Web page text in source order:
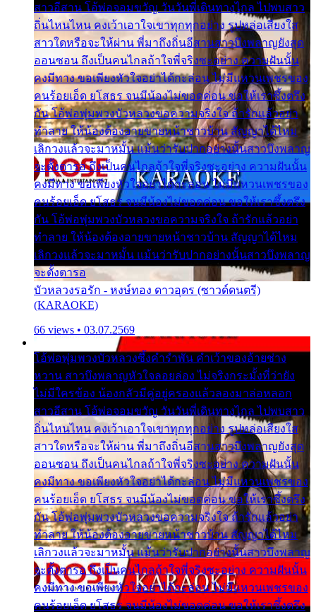
สาวอีสาน โอ้พ่อจอมขวัญ วันวันพี่เดินทางไกล ไปพบสาว
ถิ่นไหนไหน คงเว้าเอาใจเขาทุกทุกอย่าง รูปหล่อเสียงใส
สาวใดหรือจะให้ผ่าน พี่มาถึงถิ่นอีสานสาวบึงพลาญยังสุด
ออนซอน ถึงเป็นคนไกลถ้าใจพี่จริงซะอย่าง ความฝันนั้น
คงมีทาง ขอเพียงหัวใจอย่าได้กะล่อน ไม่มีแหวนเพชรของ
คนร้อยเอ็ด ยโสธร จนมีน้องไม่ขอดค่อน ขอให้เราซึ้งตรึง
กัน โอ้พ่อพุ่มพวงบัวหลวงขอความจริงใจ ถ้ารักแล้วอย่า
ทำลาย ให้น้องต้องอายขายหน้าชาวบ้าน สัญญาได้ไหม
เลิกวงแล้วจะมาหมั้น แม้นว่ารับปากอย่างนั้นสาวบึงพลาญ
จะตั้งตารอ ถึงเป็นคนไกลถ้าใจพี่จริงซะอย่าง ความฝันนั้น
คงมีทาง ขอเพียงหัวใจอย่าได้กะล่อน ไม่มีแหวนเพชรของ
คนร้อยเอ็ด ยโสธร จนมีน้องไม่ขอดค่อน ขอให้เราซึ้งตรึง
กัน โอ้พ่อพุ่มพวงบัวหลวงขอความจริงใจ ถ้ารักแล้วอย่า
ทำลาย ให้น้องต้องอายขายหน้าชาวบ้าน สัญญาได้ไหม
เลิกวงแล้วจะมาหมั้น แม้นว่ารับปากอย่างนั้นสาวบึงพลาญ
จะตั้งตารอ
บัวหลวงรอรัก - หงษ์ทอง ดาวอุดร (ซาวด์ดนตรี)
(KARAOKE)
66 views • 03.07.2569
โอ้พ่อพุ่มพวงบัวหลวงซึ้งคำรำพัน คำเว้าของอ้ายช่าง
หวาน สาวบึงพลาญหัวใจลอยล่อง ไม่จริงกระมั้งที่ว่ายัง
ไม่มีใครข้อง น้องกลัวมีคู่อยู่ครองแล้วลองมาล่อหลอก
สาวอีสาน โอ้พ่อจอมขวัญ วันวันพี่เดินทางไกล ไปพบสาว
ถิ่นไหนไหน คงเว้าเอาใจเขาทุกทุกอย่าง รูปหล่อเสียงใส
สาวใดหรือจะให้ผ่าน พี่มาถึงถิ่นอีสานสาวบึงพลาญยังสุด
ออนซอน ถึงเป็นคนไกลถ้าใจพี่จริงซะอย่าง ความฝันนั้น
คงมีทาง ขอเพียงหัวใจอย่าได้กะล่อน ไม่มีแหวนเพชรของ
คนร้อยเอ็ด ยโสธร จนมีน้องไม่ขอดค่อน ขอให้เราซึ้งตรึง
กัน โอ้พ่อพุ่มพวงบัวหลวงขอความจริงใจ ถ้ารักแล้วอย่า
ทำลาย ให้น้องต้องอายขายหน้าชาวบ้าน สัญญาได้ไหม
เลิกวงแล้วจะมาหมั้น แม้นว่ารับปากอย่างนั้นสาวบึงพลาญ
จะตั้งตารอ ถึงเป็นคนไกลถ้าใจพี่จริงซะอย่าง ความฝันนั้น
คงมีทาง ขอเพียงหัวใจอย่าได้กะล่อน ไม่มีแหวนเพชรของ
คนร้อยเอ็ด ยโสธร จนมีน้องไม่ขอดค่อน ขอให้เราซึ้งตรึง